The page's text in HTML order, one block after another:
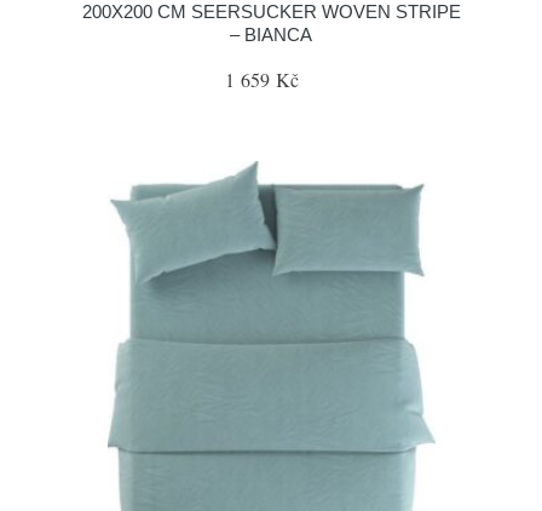
200X200 CM SEERSUCKER WOVEN STRIPE
– BIANCA
1 659 Kč